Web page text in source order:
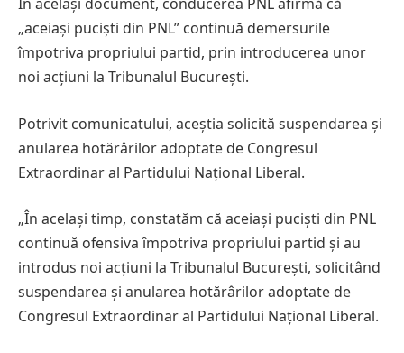
„aceiași puciști din PNL” continuă demersurile
împotriva propriului partid, prin introducerea unor
noi acțiuni la Tribunalul București.
Potrivit comunicatului, aceștia solicită suspendarea și
anularea hotărârilor adoptate de Congresul
Extraordinar al Partidului Național Liberal.
„În același timp, constatăm că aceiași puciști din PNL
continuă ofensiva împotriva propriului partid și au
introdus noi acțiuni la Tribunalul București, solicitând
suspendarea și anularea hotărârilor adoptate de
Congresul Extraordinar al Partidului Național Liberal.